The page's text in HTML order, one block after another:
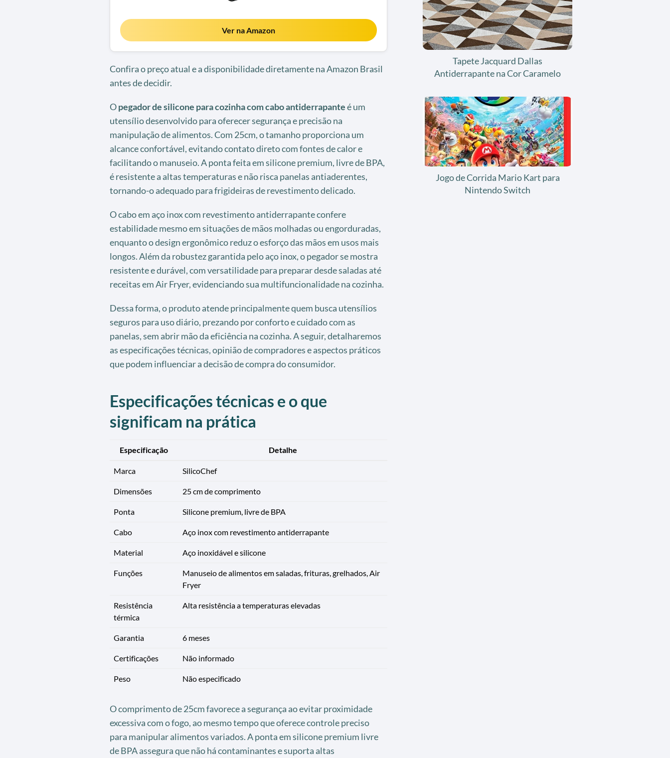
Ver na Amazon
Confira o preço atual e a disponibilidade diretamente na Amazon Brasil
antes de decidir.
Opegador de silicone para cozinha com cabo antiderrapanteé um
utensílio desenvolvido para oferecer segurança e precisão na
manipulação de alimentos. Com 25cm, o tamanho proporciona um
alcance confortável, evitando contato direto com fontes de calor e
facilitando o manuseio. A ponta feita em silicone premium, livre de BPA,
é resistente a altas temperaturas e não risca panelas antiaderentes,
tornando-o adequado para frigideiras de revestimento delicado.
O cabo em aço inox com revestimento antiderrapante confere
estabilidade mesmo em situações de mãos molhadas ou engorduradas,
enquanto o design ergonômico reduz o esforço das mãos em usos mais
longos. Além da robustez garantida pelo aço inox, o pegador se mostra
resistente e durável, com versatilidade para preparar desde saladas até
receitas em Air Fryer, evidenciando sua multifuncionalidade na cozinha.
Dessa forma, o produto atende principalmente quem busca utensílios
seguros para uso diário, prezando por conforto e cuidado com as
panelas, sem abrir mão da eficiência na cozinha. A seguir, detalharemos
as especificações técnicas, opinião de compradores e aspectos práticos
que podem influenciar a decisão de compra do consumidor.
Especificações técnicas e o que
significam na prática
Especificação Detalhe
Marca SilicoChef
Dimensões 25 cm de comprimento
Ponta Silicone premium, livre de BPA
Cabo Aço inox com revestimento antiderrapante
Material Aço inoxidável e silicone
Funções
Manuseio de alimentos em saladas, frituras, grelhados, Air
Fryer
Resistência
térmica
Alta resistência a temperaturas elevadas
Garantia 6 meses
Certificações Não informado
Peso Não especificado
O comprimento de 25cm favorece a segurança ao evitar proximidade
excessiva com o fogo, ao mesmo tempo que oferece controle preciso
para manipular alimentos variados. A ponta em silicone premium livre
de BPA assegura que não há contaminantes e suporta altas
Tapete Jacquard Dallas
Antiderrapante na Cor Caramelo
Jogo de Corrida Mario Kart para
Nintendo Switch